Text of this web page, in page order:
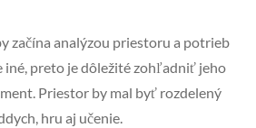
začína analýzou priestoru a potrieb
iné, preto je dôležité zohľadniť jeho
Priestor by mal byť rozdelený
hru aj učenie.